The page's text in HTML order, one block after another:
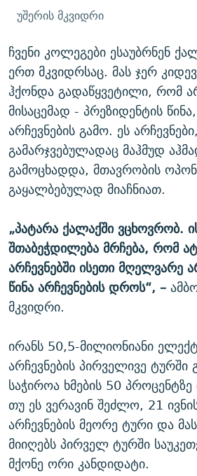
უშერის მკვიდრი
ჩვენი კოლეგები ესაუბრნენ
ერთ მკვიდრსაც. მას ჯერ
ჰქონდა გადაწყვეტილი, რომ
მისაცემად - პრეზიდენტის
არჩევნების გამო. ეს
გამარჯვებულადაც მაჰმუდ
გამოცხადდა, მთავრობის
გაყალბებულად მიაჩნიათ.
„პატარა ქალაქში ვცხოვრობ.
შთაბეჭდილება მრჩება, რომ
არჩევნებში ისეთი
წინა არჩევნების დროს“, –
მკვიდრი.
ირანს 50,5-მილიონიანი
არჩევნების პირველივე ტურში
საჭიროა ხმების 50
თუ ეს ვერავინ შეძლო, 21
არჩევნების მეორე ტური და
მიიღებს პირველ ტურში
მქონე ორი კანდიდატი.